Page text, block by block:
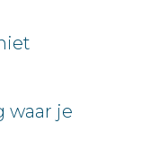
waar je